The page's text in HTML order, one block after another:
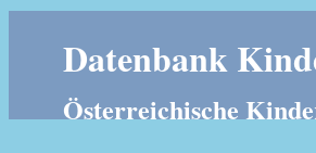
Datenbank
Österreichische